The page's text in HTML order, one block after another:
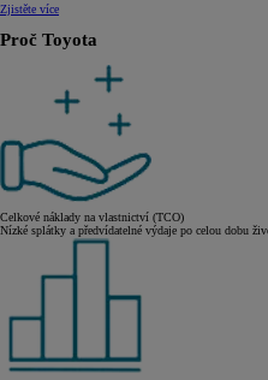
Zjistěte více
Proč Toyota
Celkové náklady na vlastnictví (TCO)
Nízké splátky a předvídatelné výdaje po celou dobu